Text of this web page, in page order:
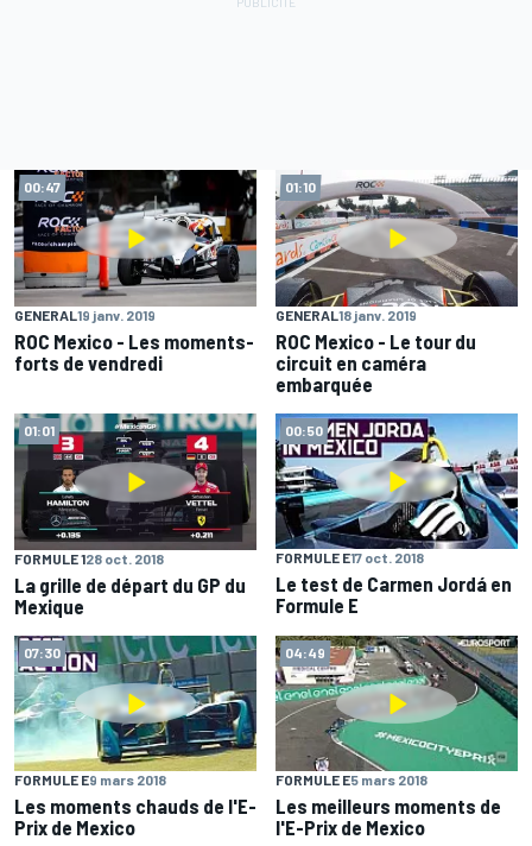
00:47
GENERAL19 janv. 2019
ROC Mexico - Les moments-
forts de vendredi
01:10
GENERAL18 janv. 2019
ROC Mexico - Le tour du
circuit en caméra
embarquée
01:01
FORMULE 128 oct. 2018
La grille de départ du GP du
Mexique
00:50
FORMULE E17 oct. 2018
Le test de Carmen Jordá en
Formule E
07:30
FORMULE E9 mars 2018
Les moments chauds de l'E-
Prix de Mexico
04:49
FORMULE E5 mars 2018
Les meilleurs moments de
l'E-Prix de Mexico